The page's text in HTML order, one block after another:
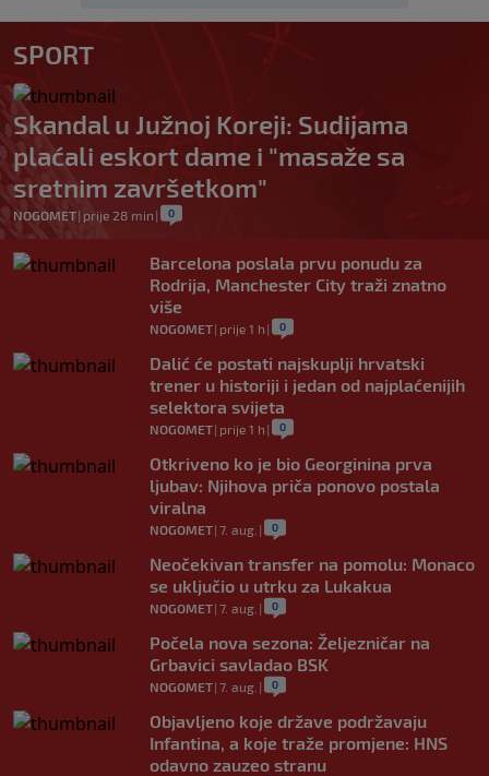
SPORT
Skandal u Južnoj Koreji: Sudijama
plaćali eskort dame i "masaže sa
sretnim završetkom"
NOGOMET| prije 28 min | 0
Barcelona poslala prvu ponudu za
Rodrija, Manchester City traži znatno
više
NOGOMET| prije 1 h | 0
Dalić će postati najskuplji hrvatski
trener u historiji i jedan od najplaćenijih
selektora svijeta
NOGOMET| prije 1 h | 0
Otkriveno ko je bio Georginina prva
ljubav: Njihova priča ponovo postala
viralna
NOGOMET| 7. aug. | 0
Neočekivan transfer na pomolu: Monaco
se uključio u utrku za Lukakua
NOGOMET| 7. aug. | 0
Počela nova sezona: Željezničar na
Grbavici savladao BSK
NOGOMET| 7. aug. | 0
Objavljeno koje države podržavaju
Infantina, a koje traže promjene: HNS
odavno zauzeo stranu